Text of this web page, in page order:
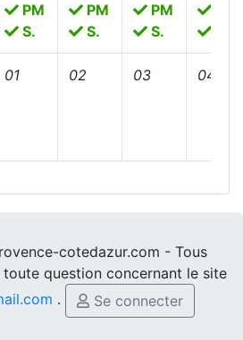
PM
S.
PM
S.
PM
S.
01 02 03 04
cotedazur.com - Tous
question concernant le site
. Se connecter